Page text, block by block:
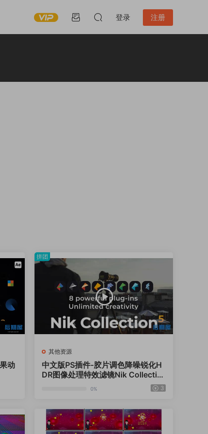
登录 注册
动
其他资源
中文版PS插件-胶片调色降噪锐化H
DR图像处理特效滤镜Nik Collectio
0% 3
拼团